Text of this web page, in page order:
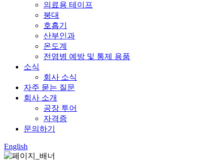
의료용 테이프
붕대
호흡기
산부인과
온도계
전염병 예방 및 통제 용품
소식
회사 소식
자주 묻는 질문
회사 소개
공장 투어
자격증
문의하기
English